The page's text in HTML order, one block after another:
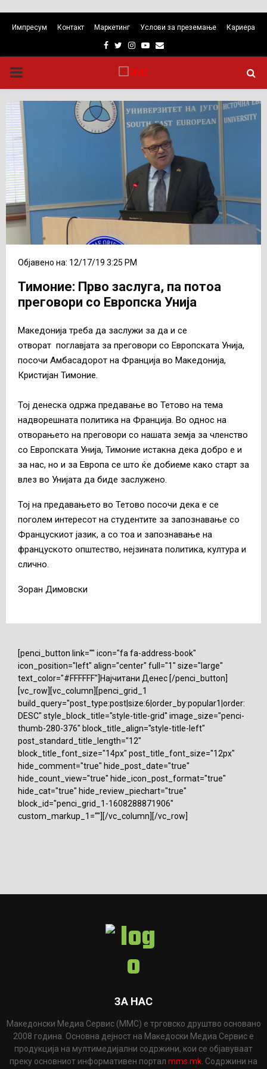
Импресум Контакт Маркетинг Услови за преземање Кариера
Facebook
TwitterInstagram
Youtube
Email
PRIMARY
MENU
Објавено на: 12/17/19 3:25 PM
Тимоние: Прво заслуга, па потоа
преговори со Европска Унија
Македонија треба да заслужи за да и се
отворат поглавјата за преговори со Европската Унија,
посочи Амбасадорот на Франција во Македонија,
Кристијан Тимоние.
Тој денеска одржа предавање во Тетово на тема
надворешната политика на Франција. Во однос на
отворањето на преговори со нашата земја за членство
со Европската Унија, Тимоние истакна дека добро е и
за нас, но и за Европа се што ќе добиеме како старт за
влез во Унијата да биде заслужено.
Тој на предавањето во Тетово посочи дека е се
поголем интересот на студентите за запознавање со
Францускиот јазик, а со тоа и запознавање на
француското општество, нејзината политика, култура и
слично.
Зоран Димовски
[penci_button link="" icon="fa fa-address-book"
icon_position="left" align="center" full="1" size="large"
text_color="#FFFFFF"]Најчитани Денес [/penci_button]
[vc_row][vc_column][penci_grid_1
build_query="post_type:post|size:6|order_by:popular1|order:
DESC" style_block_title="style-title-grid" image_size="penci-
thumb-280-376" block_title_align="style-title-left"
post_standard_title_length="12"
block_title_font_size="14px" post_title_font_size="12px"
hide_comment="true" hide_post_date="true"
hide_count_view="true" hide_icon_post_format="true"
hide_cat="true" hide_review_piechart="true"
block_id="penci_grid_1-1608288871906"
custom_markup_1=""][/vc_column][/vc_row]
ЗА НАС
Македонски Медиа Сервис (ММС) е трговско друштво основано
2008 година. Основна дејност на Македоски Медиа Сервис е
продукција на мултимедијални содржини, кои се објавуваат
преку основниот информативен портал mms.mk . Содржини на